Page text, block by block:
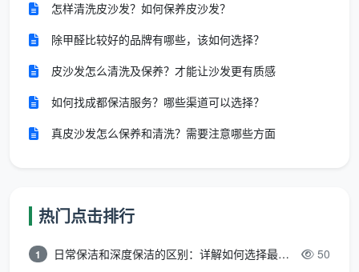
巡
项
目
该区域需要检查的清
洁、家具擦拭、卫生
间消毒、垃圾清运等
按区域分类逐项列出，
每个区域的全部清洁标
准
巡
查
情
分
对每个项目的达标情
建议使用1-5分制或合
不
合
怎样清洗皮沙发？如何保养皮沙发？
除甲醛比较好的品牌有哪些，该如何选择？
皮沙发怎么清洗及保养？才能让沙发更有质感
如何找成都保洁服务？哪些渠道可以选择？
真皮沙发怎么保养和清洗？需要注意哪些方面
热门点击排行
1 日常保洁和深度保洁的区别：详解如何选择最适合的清洁服务 50